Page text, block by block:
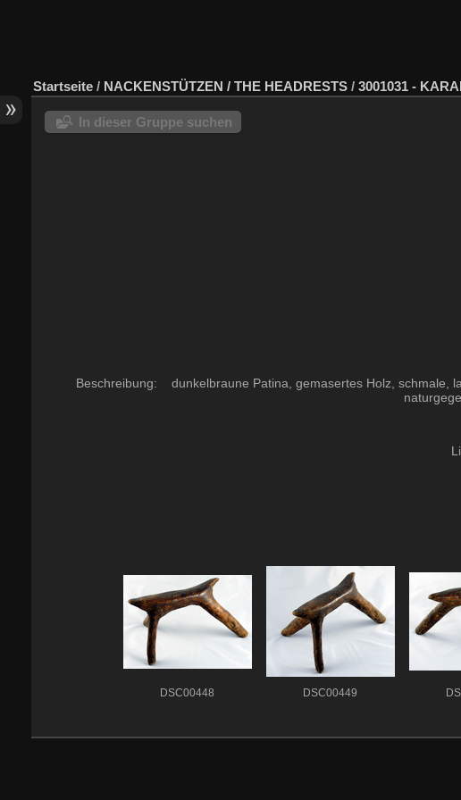
Startseite / NACKENSTÜTZEN / THE HEADRESTS / 3001031 -
In dieser Gruppe suchen
Beschreibung: dunkelbraune Patina, gemasertes Holz, schmale,
DSC00448 DSC00449